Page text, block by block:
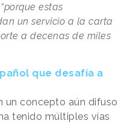
“porque estas
un servicio a la carta
a decenas de miles
que desafía a
un concepto aún difuso
tenido múltiples vías